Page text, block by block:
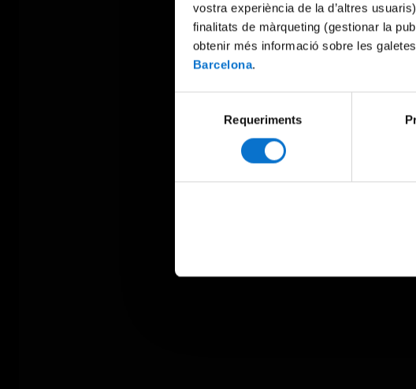
vostra experiència de la d’altres
finalitats de màrqueting (gestionar la
obtenir més informació sobre les
Barcelona.
consentiment
Requeriments